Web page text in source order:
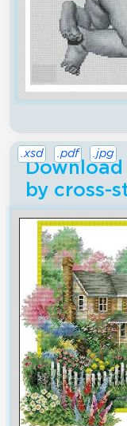
by cross-
.xsd .pdf .jpg